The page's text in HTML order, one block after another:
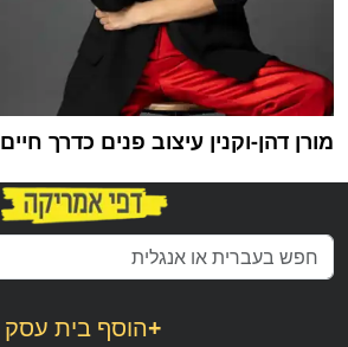
מורן דהן-וקנין עיצוב פנים כדרך חיים
הוסף בית עסק+